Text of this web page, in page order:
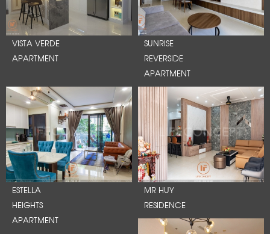
VISTA VERDE
APARTMENT
SUNRISE
REVERSIDE
APARTMENT
ESTELLA
HEIGHTS
APARTMENT
MR HUY
RESIDENCE